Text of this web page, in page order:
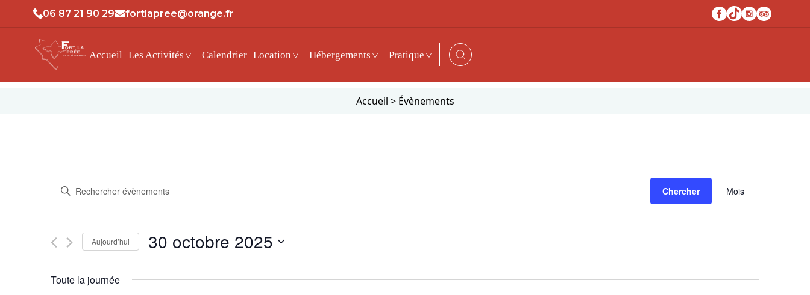
06 87 21 90 29 fortlapree@orange.fr
Accueil Les Activités Calendrier Location Hébergements Pratique
Accueil > Évènements
Recherche
et
navigation
de
vues
Saisir
Rechercher
Évènements
clé.
Chercher
de
Mois
Aujourd’hui 30 octobre 2025
Toute la journée